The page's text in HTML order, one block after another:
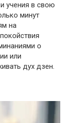
учения в свою
минут
на
о
или
дух дзен.